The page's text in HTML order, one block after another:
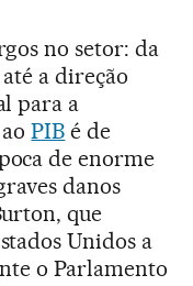
no setor: da
a direção
para a
aoPIB é de
de enorme
danos
que
Unidos a
o Parlamento